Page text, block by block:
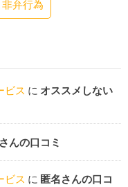
非弁行為
ビス に オススメしない
んの口コミ
ビス に 匿名さんの口コ